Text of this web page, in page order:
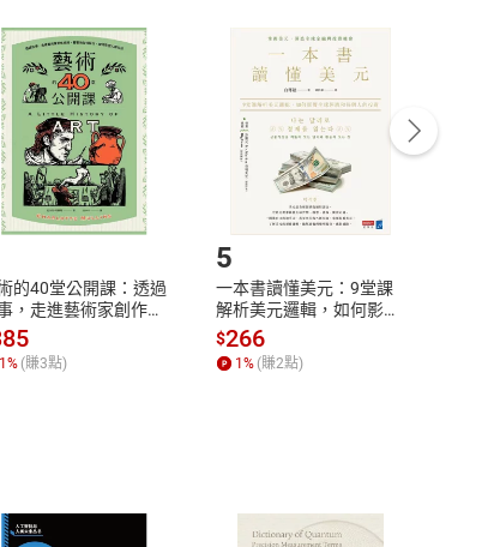
「瀏覽訂單明細」
「申請取消訂單/ 退
付款方式
Payment
完成訂單
Complete
下載書籍後看書
的40堂公開課：透過
，走進藝術家創作現
看藝術如何誕生、如
塑人類生活【電子
1% (賺3點)
5
一本書讀懂美元：9堂課
解析美元邏輯，如何影響
全球經濟和每個人的投資
【電子書】
$266
1% (賺2點)